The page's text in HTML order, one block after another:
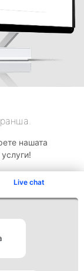
Live chat
нашата